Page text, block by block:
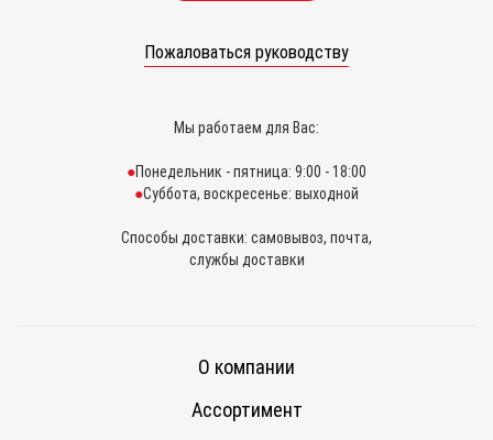
Пожаловаться руководству
Мы работаем для Вас:
Понедельник - пятница: 9:00 - 18:00
Суббота, воскресенье: выходной
Способы доставки: самовывоз, почта,
службы доставки
О компании
Ассортимент